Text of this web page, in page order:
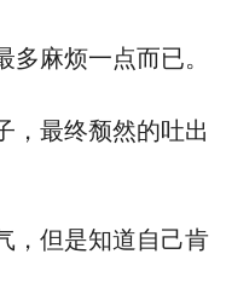
麻烦一点而已。
最终颓然的吐出
，但是知道自己肯